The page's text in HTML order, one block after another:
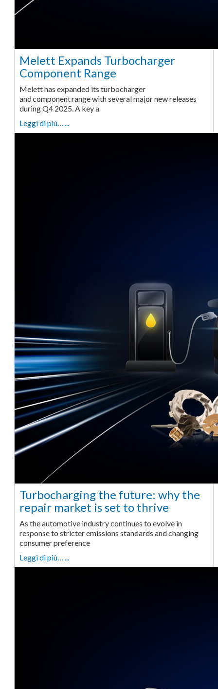
Melett Expands Turbocharger
Component Range
Melett has expanded its turbocharger
and component range with several major new releases
during Q4 2025. A key a
Leggi di più… ...
Turbocharging the future: why the
repair market is set to thrive
As the automotive industry continues to evolve in
response to stricter emissions standards and changing
consumer preference
Leggi di più… ...